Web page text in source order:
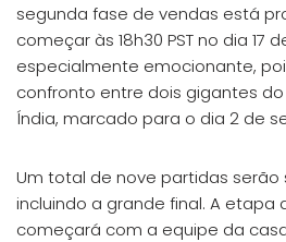
segunda fase de vendas está
começar às 18h30 PST no dia 17
especialmente emocionante,
confronto entre dois gigantes
Índia, marcado para o dia 2 de
Um total de nove partidas serão
incluindo a grande final. A etapa
começará com a equipe da